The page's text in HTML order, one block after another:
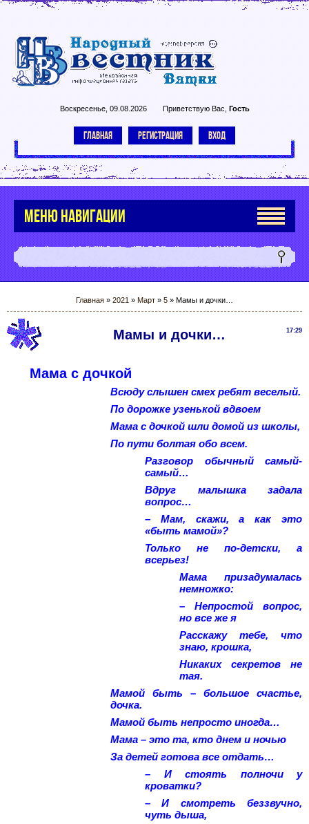
Воскресенье, 09.08.2026 Приветствую Вас Гость
ГЛАВНАЯ РЕГИСТРАЦИЯ ВХОД
МЕНЮ НАВИГАЦИИ
Главная » 2021 » Март » 5 » Мамы и дочки…
17:29
Мамы и дочки…
Мама с дочкой
Всюду слышен смех ребят веселый.
По дорожке узенькой вдвоем
Мама с дочкой шли домой из школы,
По пути болтая обо всем.
Разговор обычный самый-
самый…
Вдруг малышка задала
вопрос…
– Мам, скажи, а как это
«быть мамой»?
Только не по-детски, а
всерьез!
Мама призадумалась
немножко:
– Непростой вопрос,
но все же я
Расскажу тебе, что
знаю, крошка,
Никаких секретов не
тая.
Мамой быть – большое счастье,
дочка.
Мамой быть непросто иногда…
Мама – это та, кто днем и ночью
За детей готова все отдать…
– И стоять полночи у
кроватки?
– И смотреть беззвучно,
чуть дыша,